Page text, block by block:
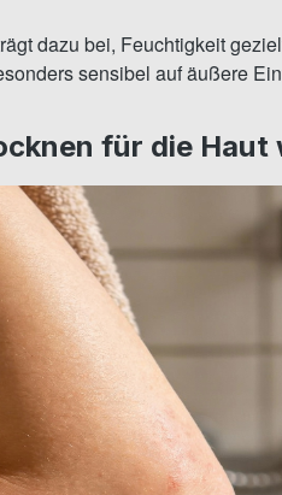
dazu bei, Feuchtigkeit
sensibel auf äußere
für die